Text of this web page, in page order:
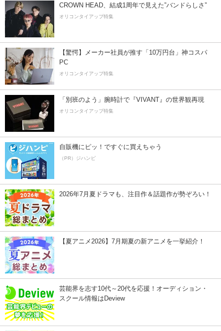
CROWN HEAD、結成1周年で見えた”バンドらしさ”
オリコンタイアップ特集
【驚愕】メーカー社員が推す「10万円台」神コスパ
PC
オリコンタイアップ特集
「別班のよう」腕時計で『VIVANT』の世界観再現
オリコンタイアップ特集
自販機にピッ！ですぐに買えちゃう
（PR）ジハンピ
2026年7月夏ドラマも、注目作＆話題作が勢ぞろい！
【夏アニメ2026】7月期夏の新アニメを一挙紹介！
芸能界を志す10代～20代を応援！オーディション・
スクール情報はDeview